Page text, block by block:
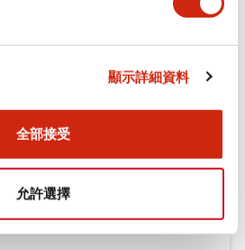
顯示詳細資料
全部接受
允許選擇
標準
系列 控制元件 (英文版)
1.23MB